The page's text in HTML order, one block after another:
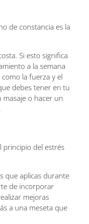
de constancia es la
Si esto significa
a la semana
la fuerza y ​​el
debes tener en tu
o hacer un
principio del estrés
que aplicas durante
de incorporar
mejoras
a una meseta que